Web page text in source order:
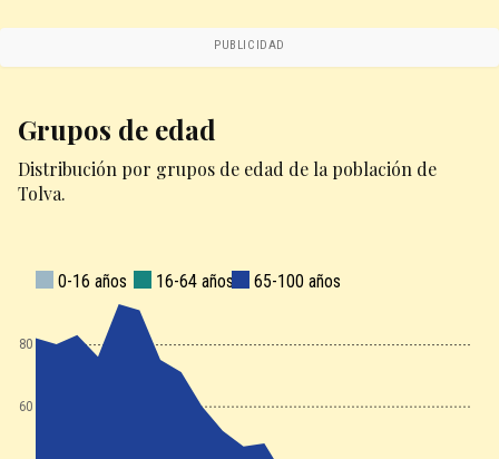
PUBLICIDAD
Grupos de edad
Distribución por grupos de edad de la población de
Tolva.
160
180
0-16 años 16-64 años 65-100 años